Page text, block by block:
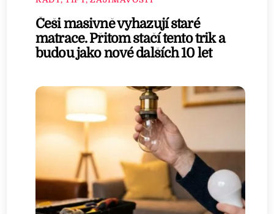
Češi masivně vyhazují staré
matrace. Přitom stačí tento trik a
budou jako nové dalších 10 let